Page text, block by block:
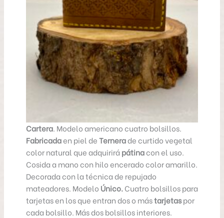
Cartera. Modelo americano cuatro bolsillos.
Fabricadaen piel deTernerade curtido vegetal
color natural que adquirirá pátinacon el uso.
Cosida a mano con hilo encerado color amarillo.
Decorada con la técnica de repujado
mateadores. Modelo Único.Cuatro bolsillos para
tarjetas en los que entran dos o mástarjetaspor
cada bolsillo. Más dos bolsillos interiores.